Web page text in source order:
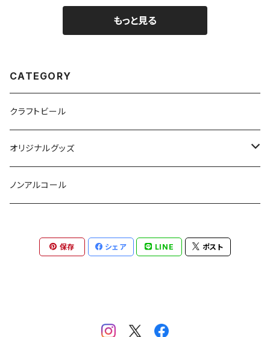
もっと見る
CATEGORY
クラフトビール
オリジナルグッズ
Tシャツ
手ぬぐい
ノンアルコール
保存 シェア LINE ポスト